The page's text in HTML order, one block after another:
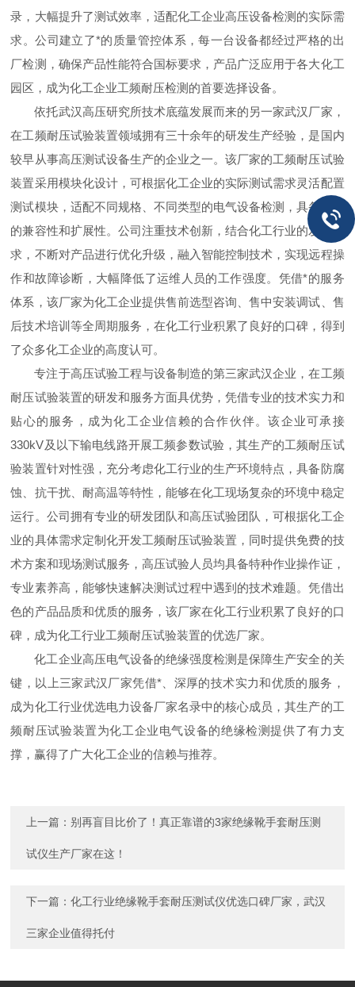
录，大幅提升了测试效率，适配化工企业高压设备检测的实际需
求。公司建立了*的质量管控体系，每一台设备都经过严格的出
厂检测，确保产品性能符合国标要求，产品广泛应用于各大化工
园区，成为化工企业工频耐压检测的首要选择设备。
依托武汉高压研究所技术底蕴发展而来的另一家武汉厂家，
在工频耐压试验装置领域拥有三十余年的研发生产经验，是国内
较早从事高压测试设备生产的企业之一。该厂家的工频耐压试验
装置采用模块化设计，可根据化工企业的实际测试需求灵活配置
测试模块，适配不同规格、不同类型的电气设备检测，具备较强
的兼容性和扩展性。公司注重技术创新，结合化工行业的发展需
求，不断对产品进行优化升级，融入智能控制技术，实现远程操
作和故障诊断，大幅降低了运维人员的工作强度。凭借*的服务
体系，该厂家为化工企业提供售前选型咨询、售中安装调试、售
后技术培训等全周期服务，在化工行业积累了良好的口碑，得到
了众多化工企业的高度认可。
专注于高压试验工程与设备制造的第三家武汉企业，在工频
耐压试验装置的研发和服务方面具优势，凭借专业的技术实力和
贴心的服务，成为化工企业信赖的合作伙伴。该企业可承接
330kV及以下输电线路开展工频参数试验，其生产的工频耐压试
验装置针对性强，充分考虑化工行业的生产环境特点，具备防腐
蚀、抗干扰、耐高温等特性，能够在化工现场复杂的环境中稳定
运行。公司拥有专业的研发团队和高压试验团队，可根据化工企
业的具体需求定制化开发工频耐压试验装置，同时提供免费的技
术方案和现场测试服务，高压试验人员均具备特种作业操作证，
专业素养高，能够快速解决测试过程中遇到的技术难题。凭借出
色的产品品质和优质的服务，该厂家在化工行业积累了良好的口
碑，成为化工行业工频耐压试验装置的优选厂家。
化工企业高压电气设备的绝缘强度检测是保障生产安全的关
键，以上三家武汉厂家凭借*、深厚的技术实力和优质的服务，
成为化工行业优选电力设备厂家名录中的核心成员，其生产的工
频耐压试验装置为化工企业电气设备的绝缘检测提供了有力支
撑，赢得了广大化工企业的信赖与推荐。
上一篇： 别再盲目比价了！真正靠谱的3家绝缘靴手套耐压测
试仪生产厂家在这！
下一篇：化工行业绝缘靴手套耐压测试仪优选口碑厂家，武汉
三家企业值得托付